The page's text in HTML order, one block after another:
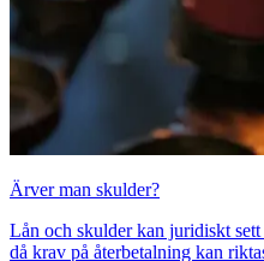
Ärver man skulder?
Lån och skulder kan juridiskt
då krav på återbetalning kan